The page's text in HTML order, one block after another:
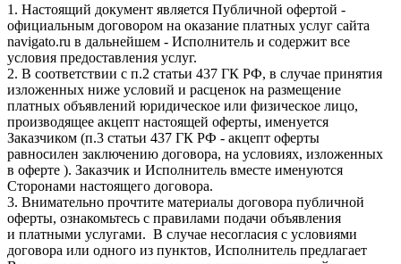
1. Настоящий документ является Публичной офертой -
официальным договором на оказание платных услуг сайта
navigato.ru в дальнейшем - Исполнитель и содержит все
условия предоставления услуг.
2. В соответствии с п.2 статьи 437 ГК РФ, в случае принятия
изложенных ниже условий и расценок на размещение
платных объявлений юридическое или физическое лицо,
производящее акцепт настоящей оферты, именуется
Заказчиком (п.3 статьи 437 ГК РФ - акцепт оферты
равносилен заключению договора, на условиях, изложенных
в оферте ). Заказчик и Исполнитель вместе именуются
Сторонами настоящего договора.
3. Внимательно прочтите материалы договора публичной
оферты, ознакомьтесь с правилами подачи объявления
и платными услугами. В случае несогласия с условиями
договора или одного из пунктов, Исполнитель предлагает